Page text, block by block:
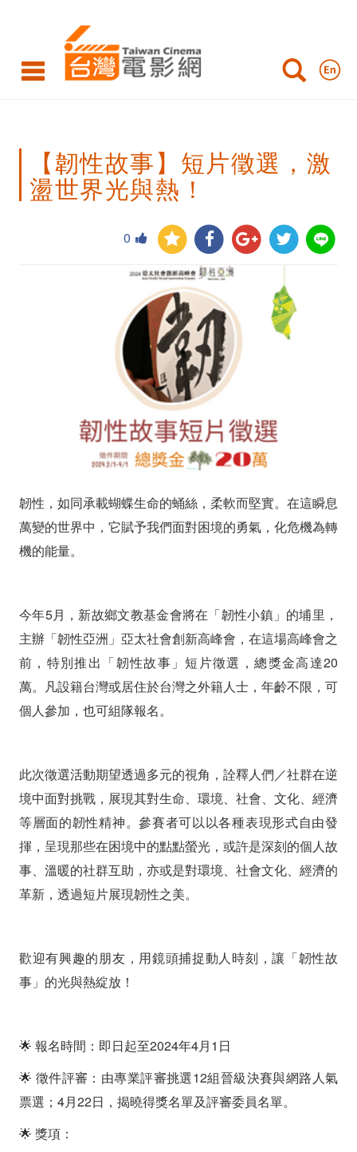
故
短
徵
【韌性故事】短片徵選，激
盪世界光與熱！
0
韌性，如同承載蝴蝶生命的蛹絲，柔軟而堅實。在這瞬息
萬變的世界中，它賦予我們面對困境的勇氣，化危機為轉
機的能量。
今年5月，新故鄉文教基金會將在「韌性小鎮」的埔里，
主辦「韌性亞洲」亞太社會創新高峰會，在這場高峰會之
前，特別推出「韌性故事」短片徵選，總獎金高達20
萬。凡設籍台灣或居住於台灣之外籍人士，年齡不限，可
個人參加，也可組隊報名。
此次徵選活動期望透過多元的視角，詮釋人們／社群在逆
境中面對挑戰，展現其對生命、環境、社會、文化、經濟
等層面的韌性精神。參賽者可以以各種表現形式自由發
揮，呈現那些在困境中的點點螢光，或許是深刻的個人故
事、溫暖的社群互助，亦或是對環境、社會文化、經濟的
革新，透過短片展現韌性之美。
歡迎有興趣的朋友，用鏡頭捕捉動人時刻，讓「韌性故
事」的光與熱綻放！
🌟 報名時間：即日起至2024年4月1日
🌟 徵件評審：由專業評審挑選12組晉級決賽與網路人氣
票選；4月22日，揭曉得獎名單及評審委員名單。
🌟 獎項：